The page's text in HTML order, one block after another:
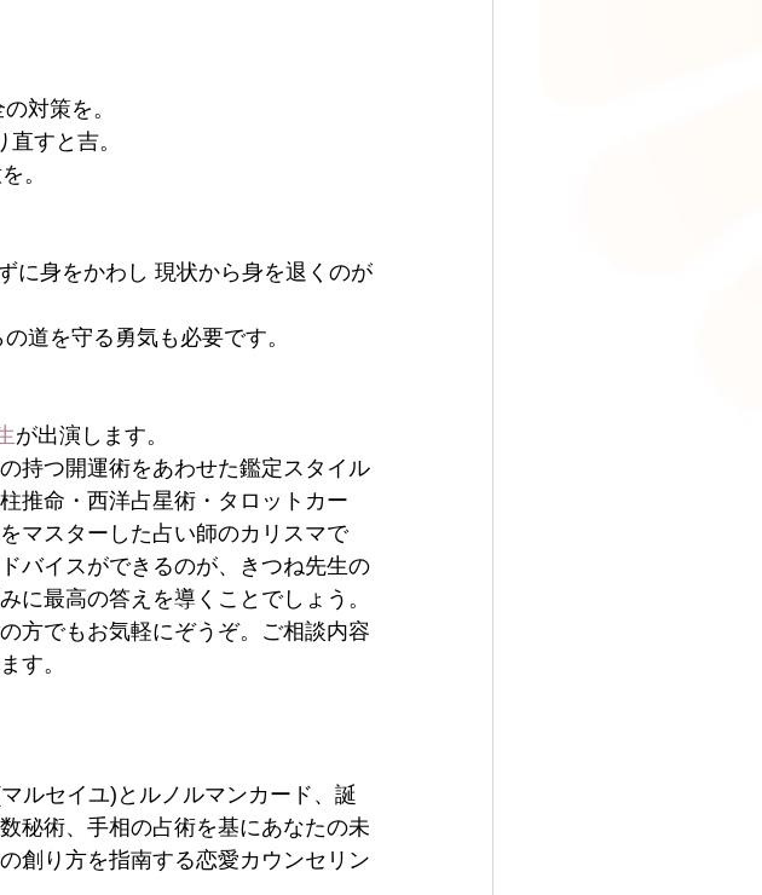
対策を。
すと吉。
。
に身をかわし 現状から身を退くのが
道を守る勇気も必要です。
が出演します。
持つ開運術をあわせた鑑定スタイル
推命・西洋占星術・タロットカー
マスターした占い師のカリスマで
バイスができるのが、きつね先生の
に最高の答えを導くことでしょう。
方でもお気軽にぞうぞ。ご相談内容
す。
ルセイユ)とルノルマンカード、誕
秘術、手相の占術を基にあなたの未
創り方を指南する恋愛カウンセリン